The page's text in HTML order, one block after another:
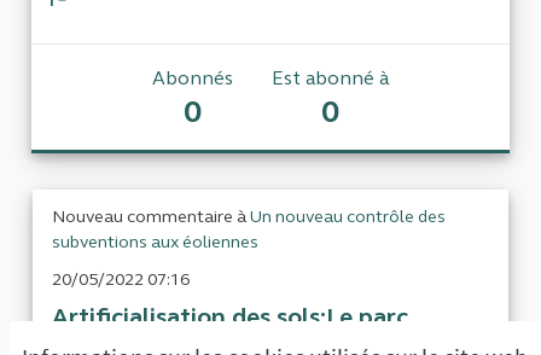
Abonnés
0
Est abonné à
0
Nouveau commentaire àUn nouveau contrôle des
subventions aux éoliennes
20/05/2022 07:16
Artificialisation des sols;Le parc
nucléaire actuel occupe une surface